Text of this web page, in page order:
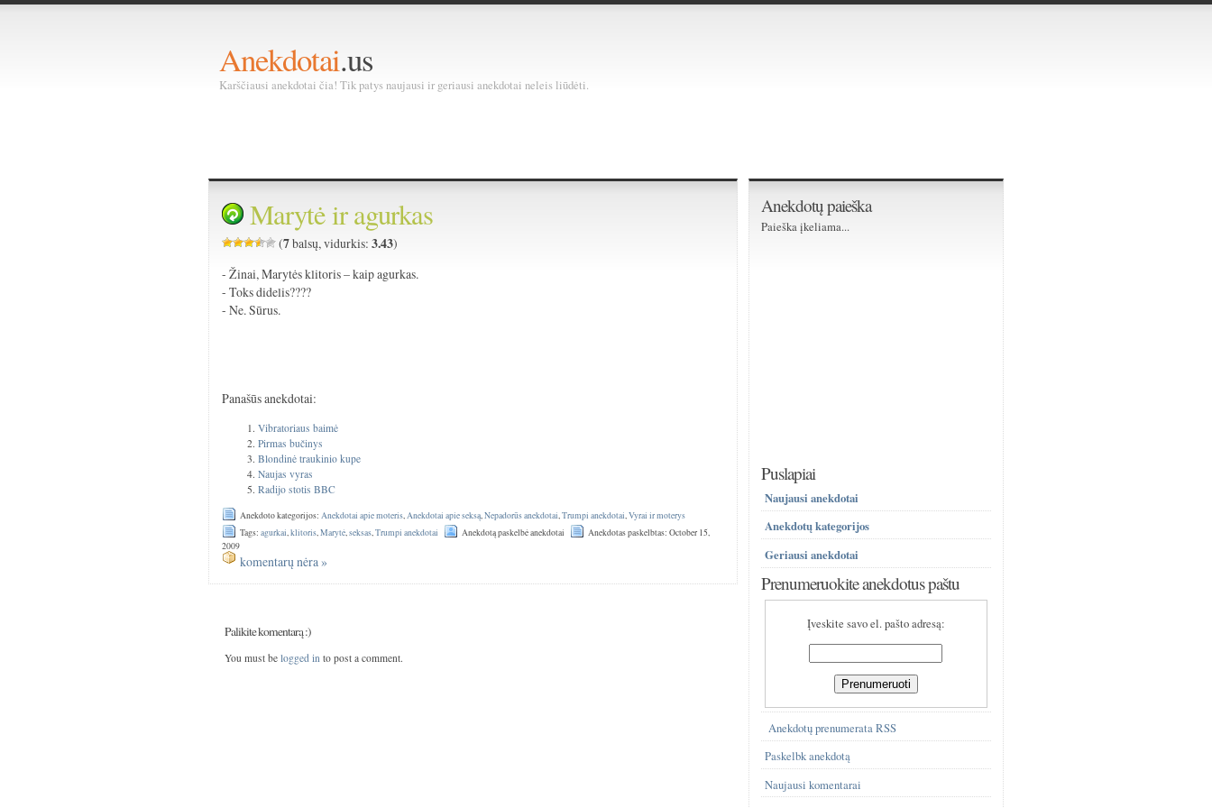
Anekdotai.us
Karščiausi anekdotai čia! Tik patys naujausi ir geriausi anekdotai neleis liūdėti.
Marytė ir agurkas
(7balsų, vidurkis:3.43)
- Žinai, Marytės klitoris – kaip agurkas.
- Toks didelis????
- Ne. Sūrus.
Panašūs anekdotai:
Vibratoriaus baimė
Pirmas bučinys
Blondinė traukinio kupe
Naujas vyras
Radijo stotis BBC
Anekdoto kategorijos:Anekdotai apie moteris,Anekdotai apie seksą,Nepadorūs anekdotai,Trumpi anekdotai,Vyrai ir moterys
Tags:agurkai,klitoris,Marytė,seksas,Trumpi anekdotai Anekdotą paskelbė anekdotai
Anekdotas paskelbtas: October 15,
2009
komentarų nėra »
Palikite komentarą :)
You must be logged into post a comment.
Anekdotų paieška
Paieška įkeliama...
Puslapiai
Naujausi anekdotai
Anekdotų kategorijos
Geriausi anekdotai
Prenumeruokite anekdotus paštu
Įveskite savo el. pašto adresą:
Anekdotų prenumerata RSS
Paskelbk anekdotą
Naujausi komentarai